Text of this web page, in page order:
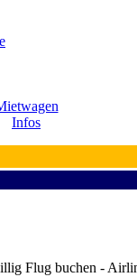
Infos
Flug buchen -